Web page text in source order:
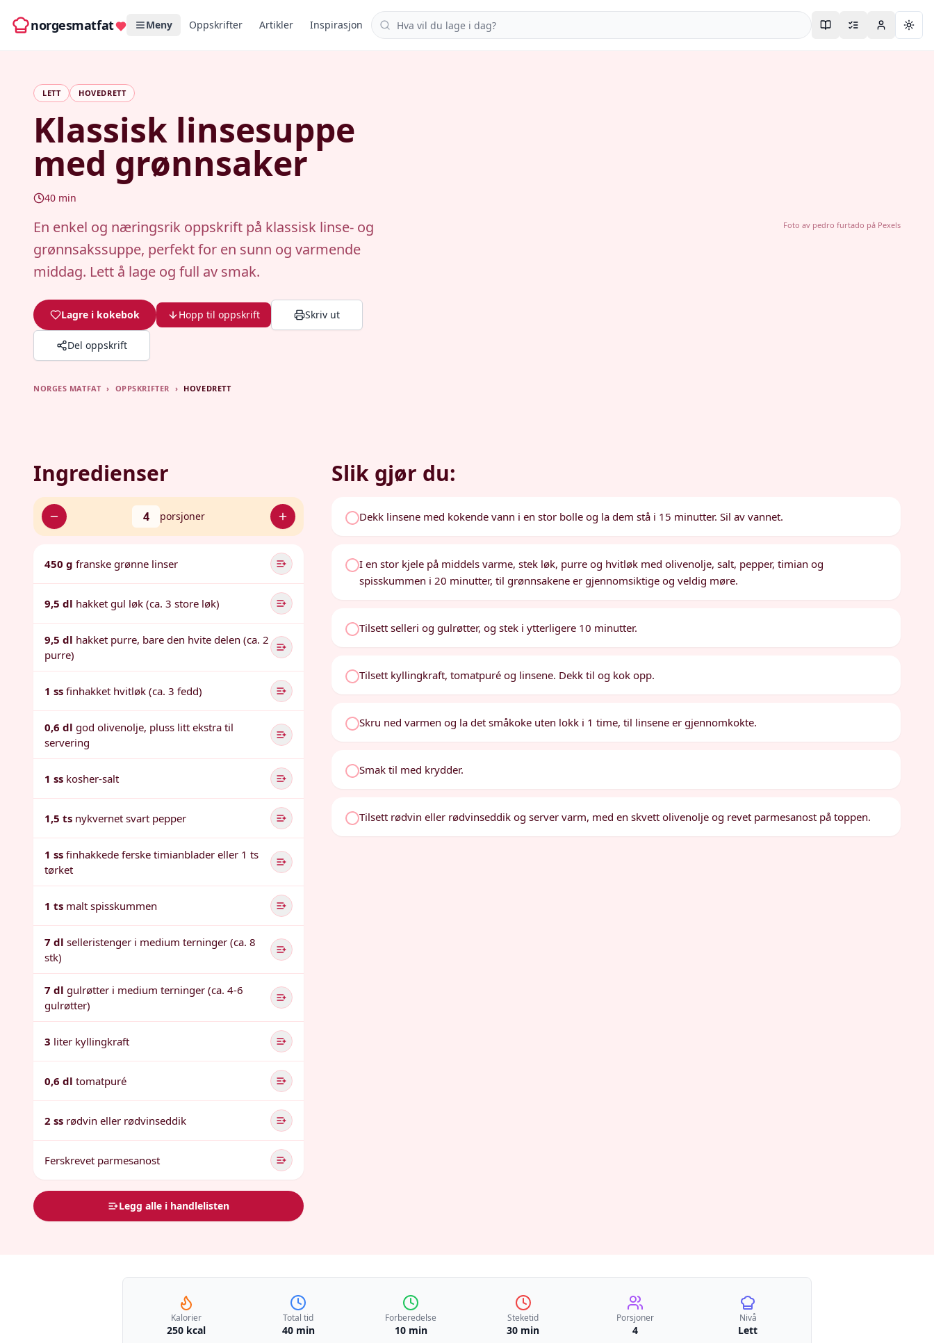
norgesmatfat Meny Oppskrifter Artikler Inspirasjon Søk i oppskrifter
LETT HOVEDRETT
Klassisk linsesuppe
med grønnsaker
40 min
En enkel og næringsrik oppskrift på klassisk linse- og
grønnsakssuppe, perfekt for en sunn og varmende
middag. Lett å lage og full av smak.
Lagre i kokebok Hopp til oppskrift Skriv ut
Del oppskrift
Foto av pedro furtado på Pexels
NORGES MATFAT › OPPSKRIFTER › HOVEDRETT
Ingredienser
4 porsjoner
450 g franske grønne linser
9,5 dl hakket gul løk (ca. 3 store løk)
9,5 dl hakket purre, bare den hvite delen (ca. 2
purre)
1 ss finhakket hvitløk (ca. 3 fedd)
0,6 dl god olivenolje, pluss litt ekstra til
servering
1 ss kosher-salt
1,5 ts nykvernet svart pepper
1 ss finhakkede ferske timianblader eller 1 ts
tørket
1 ts malt spisskummen
7 dl selleristenger i medium terninger (ca. 8
stk)
7 dl gulrøtter i medium terninger (ca. 4-6
gulrøtter)
3 liter kyllingkraft
0,6 dl tomatpuré
2 ss rødvin eller rødvinseddik
Ferskrevet parmesanost
Legg alle i handlelisten
Slik gjør du:
Dekk linsene med kokende vann i en stor bolle og la dem stå i 15 minutter. Sil av vannet.
I en stor kjele på middels varme, stek løk, purre og hvitløk med olivenolje, salt, pepper, timian og
spisskummen i 20 minutter, til grønnsakene er gjennomsiktige og veldig møre.
Tilsett selleri og gulrøtter, og stek i ytterligere 10 minutter.
Tilsett kyllingkraft, tomatpuré og linsene. Dekk til og kok opp.
Skru ned varmen og la det småkoke uten lokk i 1 time, til linsene er gjennomkokte.
Smak til med krydder.
Tilsett rødvin eller rødvinseddik og server varm, med en skvett olivenolje og revet parmesanost på toppen.
Kalorier
250 kcal
Total tid
40 min
Forberedelse
10 min
Steketid
30 min
Porsjoner
4
Nivå
Lett